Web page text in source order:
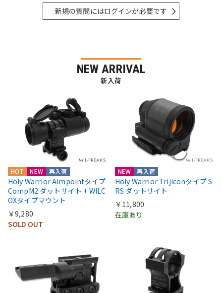
新規の質問にはログインが必要です
NEW ARRIVAL
新入荷
HOT NEW 再入荷
Holy Warrior Aimpointタイプ
CompM2 ダットサイト + WILC
OXタイプマウント
￥9,280
SOLD OUT
NEW 再入荷
Holy Warrior Trijiconタイプ S
RS ダットサイト
￥11,800
在庫あり